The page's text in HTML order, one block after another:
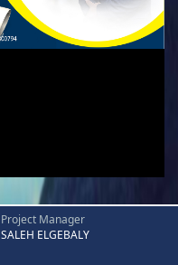
Project Manager
SALEH ELGEBALY